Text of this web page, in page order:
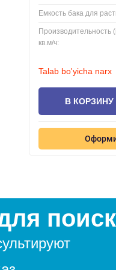
Емкость бака для
Производительность
кв.м/ч:
Talab bo'yicha narx
В КОРЗИНУ